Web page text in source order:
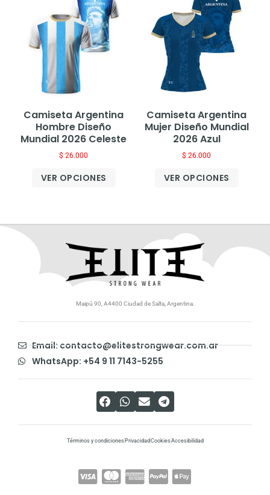
Camiseta Argentina
Hombre Diseño
Mundial 2026 Celeste
$ 26.000
VER OPCIONES
Camiseta Argentina
Mujer Diseño Mundial
2026 Azul
$ 26.000
VER OPCIONES
Maipú 90, A4400 Ciudad de Salta, Argentina.
Email: contacto@elitestrongwear.com.ar
WhatsApp: +54 9 11 7143-5255
Términos y condiciones PrivacidadCookiesAccesibilidad